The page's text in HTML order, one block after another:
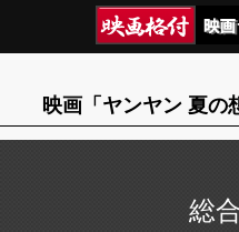
映画「ヤンヤン 夏の